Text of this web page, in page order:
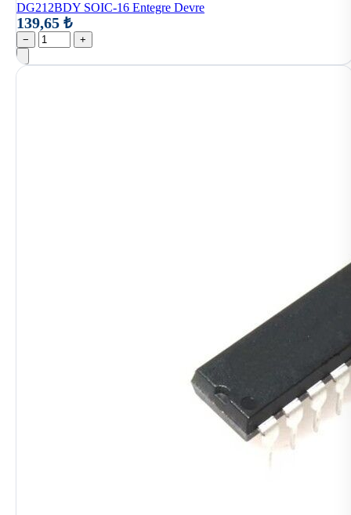
DG212BDY SOIC-16 Entegre Devre
139,65 ₺
− +